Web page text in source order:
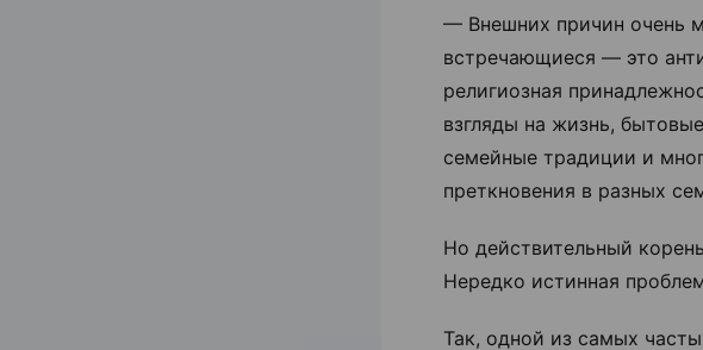
— Внешних причин очень
встречающиеся — это
религиозная
взгляды на жизнь,
семейные традиции и
преткновения в разных
Но действительный
Нередко истинная
Так, одной из самых